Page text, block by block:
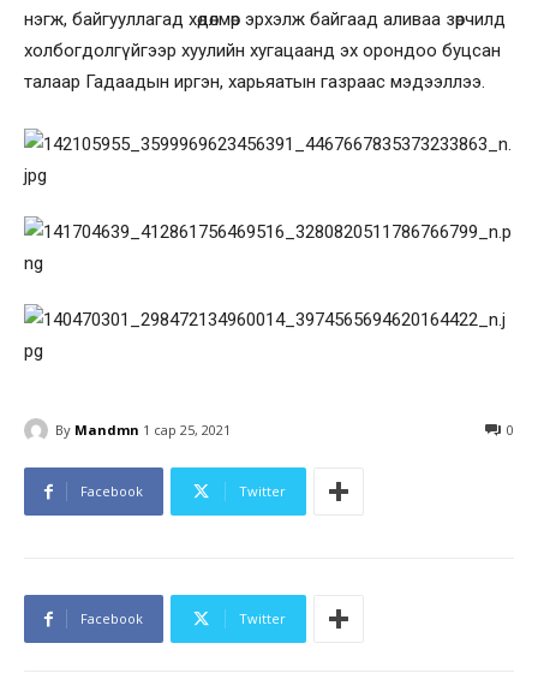
нэгж, байгууллагад хөдөлмөр эрхэлж байгаад аливаа зөрчилд
холбогдолгүйгээр хуулийн хугацаанд эх орондоо буцсан
талаар Гадаадын иргэн, харьяатын газраас мэдээллээ.
By Mandmn 1 сар 25, 2021 0
Facebook Twitter
Facebook Twitter